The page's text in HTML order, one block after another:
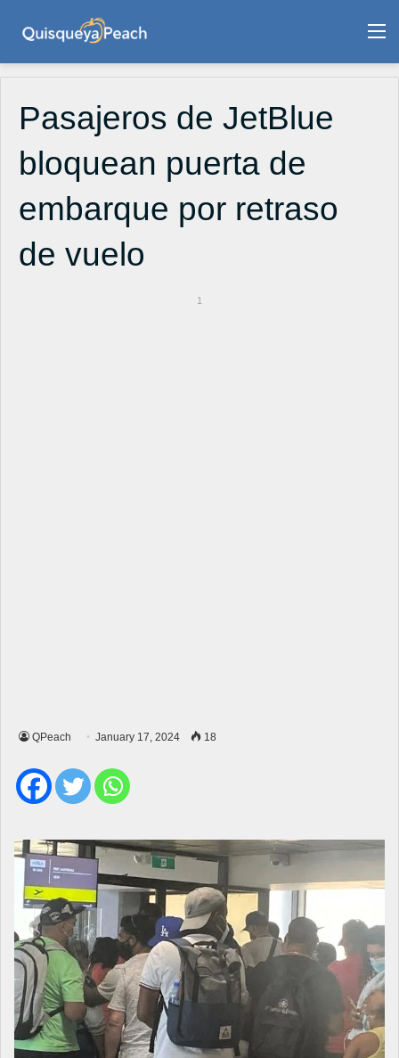
Pasajeros de JetBlue
bloquean puerta de
embarque por retraso
de vuelo
1
QPeach January 17, 2024 18